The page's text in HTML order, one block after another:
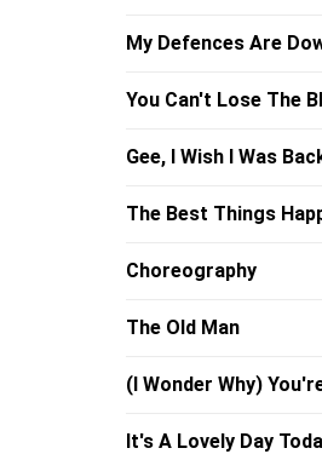
My Defences Are
You Can't Lose The
Gee, I Wish I Was
The Best Things
Choreography
The Old Man
(I Wonder Why)
It's A Lovely Day